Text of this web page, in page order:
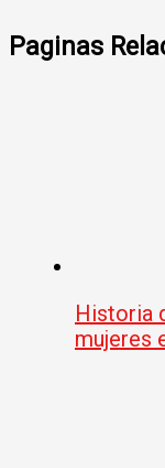
Paginas
Historia
mujeres